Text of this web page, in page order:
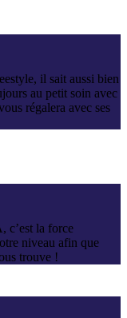
il sait aussi bien
au petit soin avec
régalera avec ses
c’est la force
niveau afin que
trouve !